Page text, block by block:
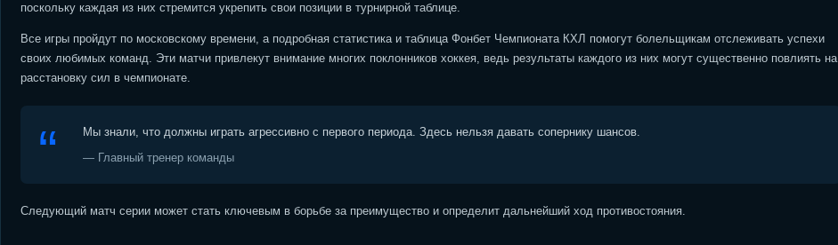
поскольку каждая из них стремится укрепить свои позиции в турнирной таблице.
Все игры пройдут по московскому времени, а подробная статистика и таблица Фонбет Чемпионата КХЛ помогут болельщикам отслеживать успехи
своих любимых команд. Эти матчи привлекут внимание многих поклонников хоккея, ведь результаты каждого из них могут существенно повлиять на
расстановку сил в чемпионате.
Мы знали, что должны играть агрессивно с первого периода. Здесь нельзя давать сопернику шансов.
— Главный тренер команды
Следующий матч серии может стать ключевым в борьбе за преимущество и определит дальнейший ход противостояния.